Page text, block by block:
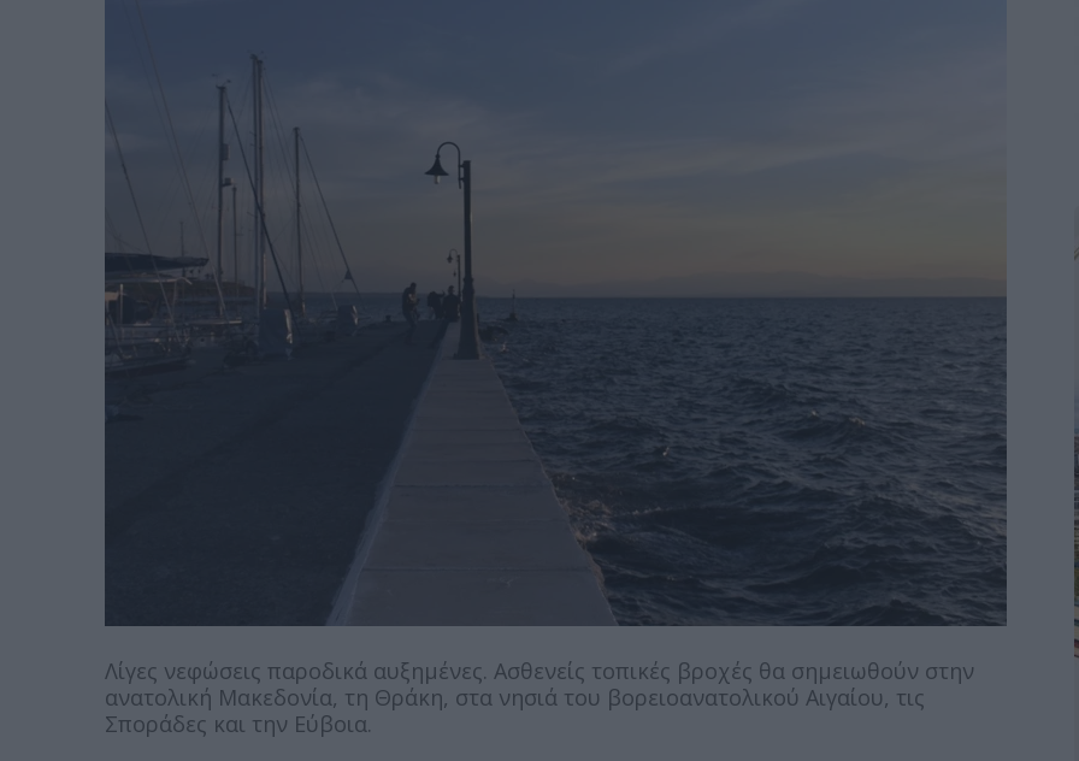
Λίγες νεφώσεις παροδικά αυξημένες. Ασθενείς τοπικές βροχές θα σημειωθούν στην
ανατολική Μακεδονία, τη Θράκη, στα νησιά του βορειοανατολικού Αιγαίου, τις
Σποράδες και την Εύβοια.